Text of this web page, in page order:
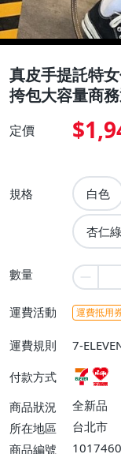
真皮手提託特
挎包大容量商
定價
規格 白色
杏仁
數量
運費活動 運費抵用
運費規則
7-
貨付款
付款方式
商品狀況
全新品
所在地區
台北市
商品編號